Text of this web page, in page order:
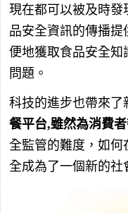
現在都可以被及時
品安全資訊的傳播
便地獲取食品安全知
問題。
科技的進步也帶來了
餐平台,雖然為消費
全監管的難度，如何
全成為了一個新的社